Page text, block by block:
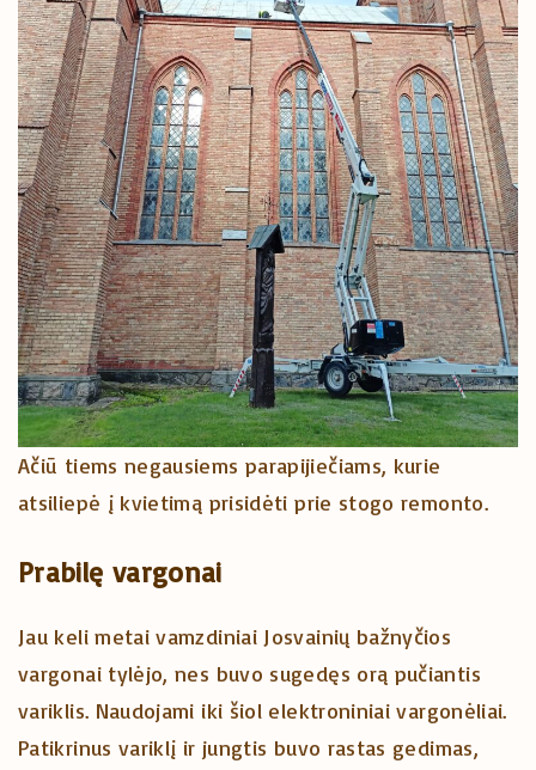
Ačiū tiems negausiems parapijiečiams, kurie
atsiliepė į kvietimą prisidėti prie stogo remonto.
Prabilę vargonai
Jau keli metai vamzdiniai Josvainių bažnyčios
vargonai tylėjo, nes buvo sugedęs orą pučiantis
variklis. Naudojami iki šiol elektroniniai vargonėliai.
Patikrinus variklį ir jungtis buvo rastas gedimas,